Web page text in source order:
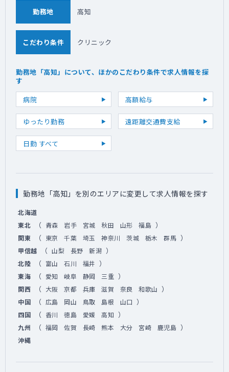
勤務地 高知
こだわり条件 クリニック
勤務地「高知」について、ほかのこだわり条件で求人情報を探
す
病院
高額給与
ゆったり勤務 遠距離交通費支給
日勤 すべて
勤務地「高知」を別のエリアに変更して求人情報を探す
北海道
東北
（ 青森 岩手 宮城 秋田 山形 福島 ）
関東 （ 東京 千葉 埼玉 神奈川 茨城 栃木 群馬 ）
甲信越 （ 山梨 長野 新潟 ）
北陸 （ 富山 石川 福井 ）
東海 （ 愛知 岐阜 静岡 三重 ）
関西 （ 大阪 京都 兵庫 滋賀 奈良 和歌山 ）
中国 （ 広島 岡山 鳥取 島根 山口 ）
四国 （ 香川 徳島 愛媛 高知 ）
九州 （ 福岡 佐賀 長崎 熊本 大分 宮崎 鹿児島 ）
沖縄